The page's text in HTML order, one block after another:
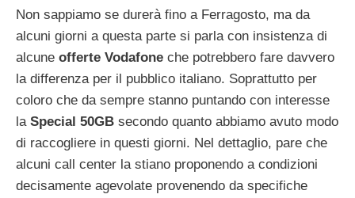
Non sappiamo se durerà fino a Ferragosto, ma da
alcuni giorni a questa parte si parla con insistenza di
alcune offerte Vodafone che potrebbero fare davvero
la differenza per il pubblico italiano. Soprattutto per
coloro che da sempre stanno puntando con interesse
la Special 50GB secondo quanto abbiamo avuto modo
di raccogliere in questi giorni. Nel dettaglio, pare che
alcuni call center la stiano proponendo a condizioni
decisamente agevolate provenendo da specifiche